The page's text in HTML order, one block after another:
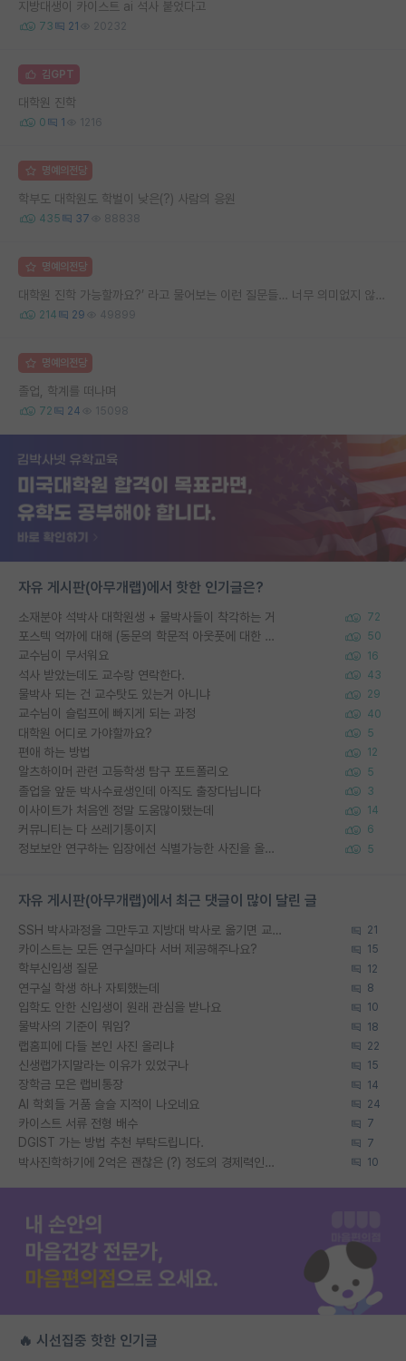
지방대생이 카이스트 ai 석사 붙었다고
73 21 20232
김GPT
대학원 진학
0 1 1216
명예의전당
학부도 대학원도 학벌이 낮은(?) 사람의 응원
435 37 88838
명예의전당
대학원 진학 가능할까요?’ 라고 물어보는 이런 질문들… 너무 의미없지 않나요?
214 29 49899
명예의전당
졸업, 학계를 떠나며
72 24 15098
자유 게시판(아무개랩)에서 핫한 인기글은?
소재분야 석박사 대학원생 + 물박사들이 착각하는 거 72
포스텍 억까에 대해 (동문의 학문적 아웃풋에 대한 반박) 50
교수님이 무서워요 16
석사 받았는데도 교수랑 연락한다. 43
물박사 되는 건 교수탓도 있는거 아니냐 29
교수님이 슬럼프에 빠지게 되는 과정 40
대학원 어디로 가야할까요? 5
편애 하는 방법 12
알츠하이머 관련 고등학생 탐구 포트폴리오 5
졸업을 앞둔 박사수료생인데 아직도 출장다닙니다 3
이사이트가 처음엔 정말 도움많이됐는데 14
커뮤니티는 다 쓰레기통이지 6
정보보안 연구하는 입장에선 식별가능한 사진을 올리는건 비추이긴함 5
자유 게시판(아무개랩)에서 최근 댓글이 많이 달린 글
SSH 박사과정을 그만두고 지방대 박사로 옮기면 교수의 꿈은 끝일까요? 21
카이스트는 모든 연구실마다 서버 제공해주나요? 15
학부신입생 질문 12
연구실 학생 하나 자퇴했는데 8
입학도 안한 신입생이 원래 관심을 받나요 10
물박사의 기준이 뭐임? 18
랩홈피에 다들 본인 사진 올리냐 22
신생랩가지말라는 이유가 있었구나 15
장학금 모은 랩비통장 14
AI 학회들 거품 슬슬 지적이 나오네요 24
카이스트 서류 전형 배수 7
DGIST 가는 방법 추천 부탁드립니다. 7
박사진학하기에 2억은 괜찮은 (?) 정도의 경제력인가요 10
🔥 시선집중 핫한 인기글